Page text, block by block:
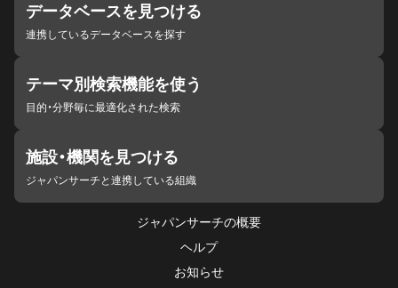
データベースを見つける
連携しているデータベースを探す
テーマ別検索機能を使う
目的・分野毎に最適化された検索
施設・機関を見つける
ジャパンサーチと連携している組織
ジャパンサーチの概要
ヘルプ
お知らせ